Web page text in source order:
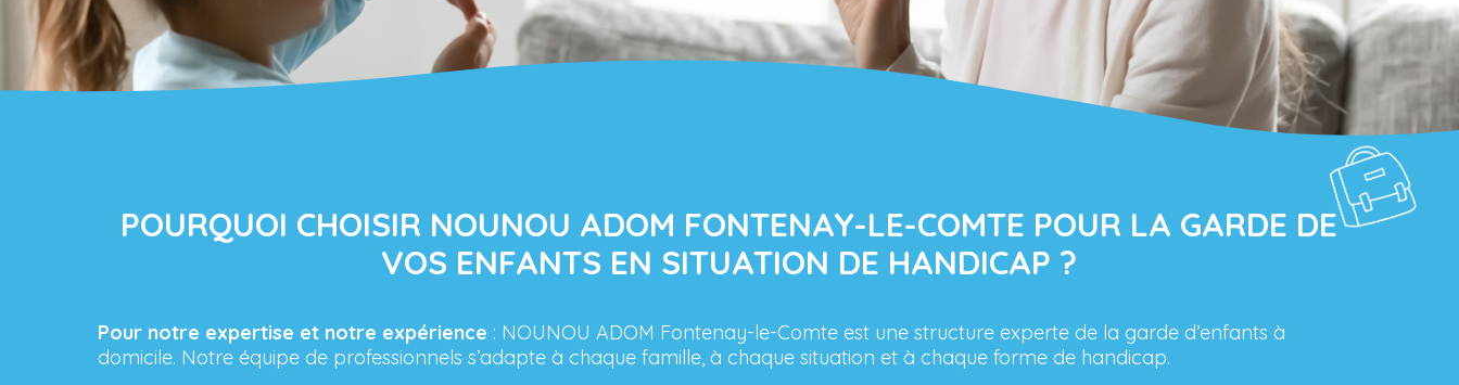
POURQUOI CHOISIR NOUNOU ADOM FONTENAY-LE-COMTE POUR LA GARDE DE
VOS ENFANTS EN SITUATION DE HANDICAP ?
Pour notre expertise et notre expérience : NOUNOU ADOM Fontenay-le-Comte est une structure experte de la garde d’enfants à
domicile. Notre équipe de professionnels s’adapte à chaque famille, à chaque situation et à chaque forme de handicap.